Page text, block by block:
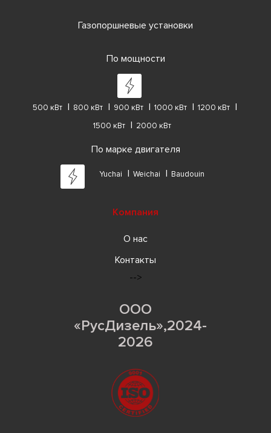
Газопоршневые установки
По мощности
500 кВт 800 кВт 900 кВт 1000 кВт
1200 кВт
1500 кВт
2000 кВт
По марке двигателя
Yuchai Weichai Baudouin
Компания
О нас
Контакты
-->
ООО
«РусДизель»,2024-
2026